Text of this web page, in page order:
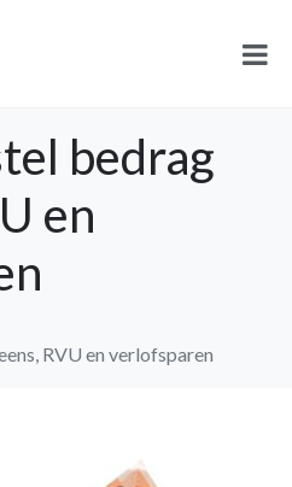
bedrag
en
RVU en verlofsparen